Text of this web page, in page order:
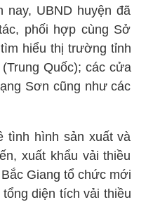
nay, UBND huyện đã
phối hợp cùng Sở
hiểu thị trường tỉnh
Quốc); các cửa
Sơn cũng như các
tình hình sản xuất và
xuất khẩu vải thiều
Giang tổ chức mới
diện tích vải thiều